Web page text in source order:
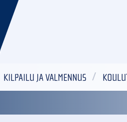
KILPAILU JA VALMENNUS